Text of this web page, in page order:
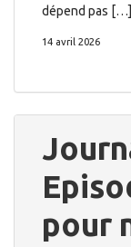
dépend pas […]
14 avril 2026
pour